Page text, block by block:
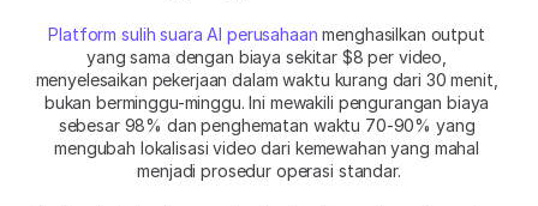
Platform sulih suara AI perusahaan menghasilkan output
yang sama dengan biaya sekitar $8 per video,
menyelesaikan pekerjaan dalam waktu kurang dari 30 menit,
bukan berminggu-minggu. Ini mewakili pengurangan biaya
sebesar 98% dan penghematan waktu 70-90% yang
mengubah lokalisasi video dari kemewahan yang mahal
menjadi prosedur operasi standar.